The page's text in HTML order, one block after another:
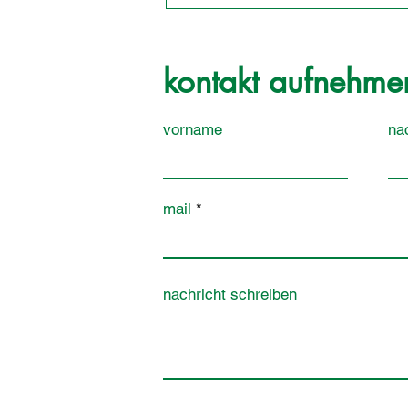
kontakt
vorname
mail
nachricht schreiben